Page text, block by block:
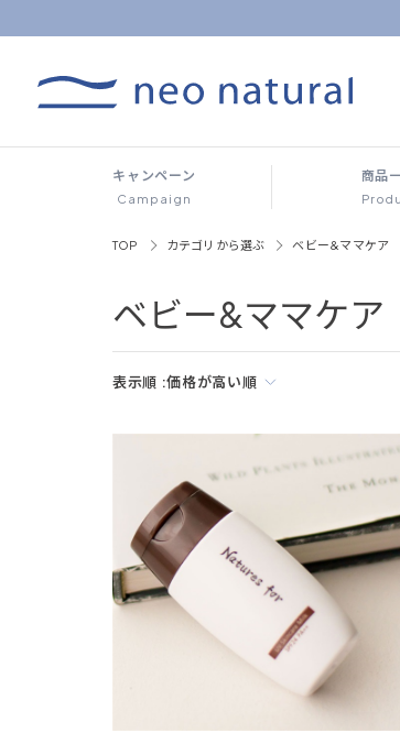
キャンペーン
Campaign
商品
TOP カテゴリから選ぶ ベビー&ママケア
ベビー&ママケア
表示順 :価格が高い順